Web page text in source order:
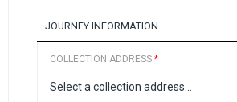
JOURNEY INFORMATION
COLLECTION ADDRESS *